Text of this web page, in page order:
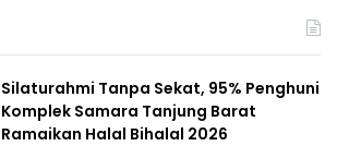
Silaturahmi Tanpa Sekat, 95% Penghuni
Komplek Samara Tanjung Barat
Ramaikan Halal Bihalal 2026